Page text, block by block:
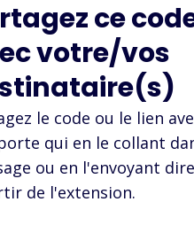
ce
votre/vos
le code ou le lien
qui en le collant
ou en l'envoyant
de l'extension.